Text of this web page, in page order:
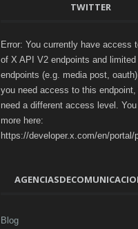
TWITTER
Error: You currently have access
of X API V2 endpoints and
endpoints (e.g. media post,
you need access to this
need a different access level.
more here:
https://developer.x.com/en/portal/
Blog